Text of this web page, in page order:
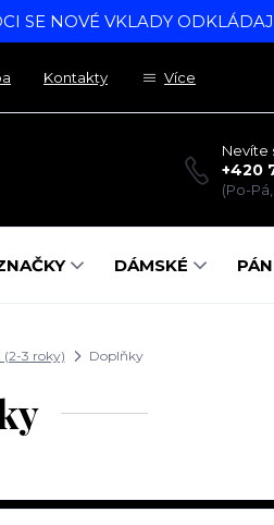
SE NOVÉ VKLADY
Kontakty Více
Nevíte
+420
(Po-
DÁMSKÉ
(2-3 roky) Doplňky